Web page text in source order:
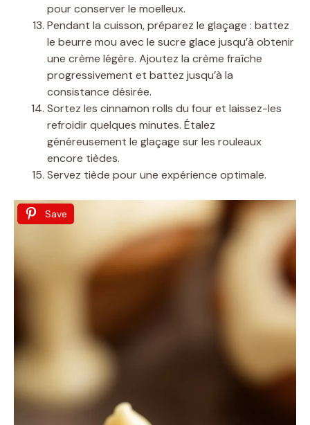
pour conserver le moelleux.
Pendant la cuisson, préparez le glaçage : battez
le beurre mou avec le sucre glace jusqu’à obtenir
une crème légère. Ajoutez la crème fraîche
progressivement et battez jusqu’à la
consistance désirée.
Sortez les cinnamon rolls du four et laissez-les
refroidir quelques minutes. Étalez
généreusement le glaçage sur les rouleaux
encore tièdes.
Servez tiède pour une expérience optimale.
Save